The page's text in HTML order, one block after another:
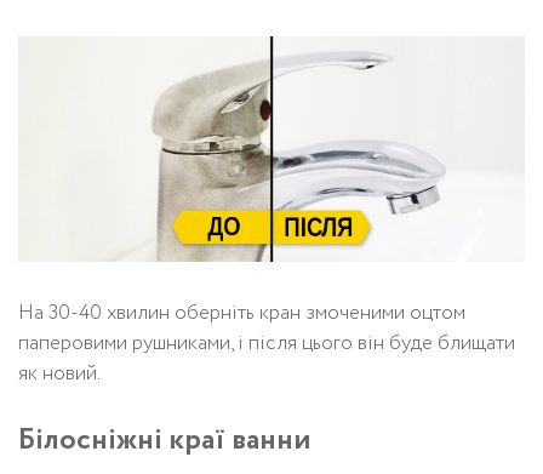
На 30-40 хвилин оберніть кран змоченими оцтом
паперовими рушниками, і після цього він буде блищати
як новий.
Білосніжні краї ванни